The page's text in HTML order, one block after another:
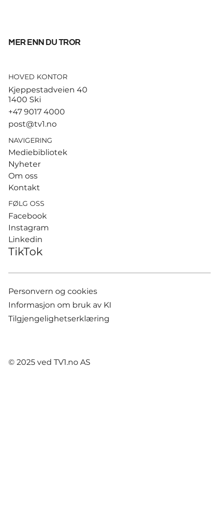
God start for de norske
Hamburg
mer enn du tror
HOVED KONTOR
Kjeppestadveien 40
1400 Ski
+47 9017 4000
post@tv1.no
NAVIGERING
Mediebibliotek
Nyheter
Om oss
Kontakt
FØLG OSS
Facebook
Instagram
Linkedin
TikTok
Personvern og cookies
Informasjon om bruk av KI
Tilgjengelighetserklæring
© 2025 ved TV1.no AS